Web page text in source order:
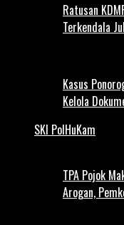
Ratusan
Terkendala
Kasus
Kelola
SKI PolHuKam
TPA Pojok
Arogan,